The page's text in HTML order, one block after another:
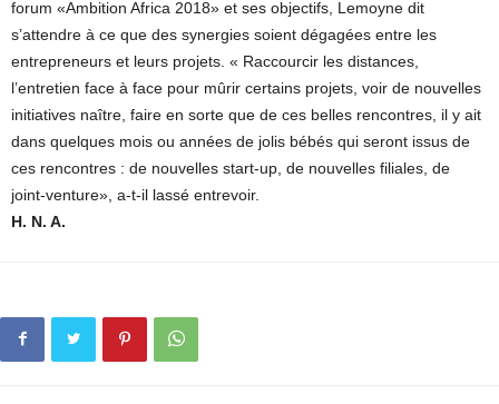
forum «Ambition Africa 2018» et ses objectifs, Lemoyne dit
s’attendre à ce que des synergies soient dégagées entre les
entrepreneurs et leurs projets. « Raccourcir les distances,
l’entretien face à face pour mûrir certains projets, voir de nouvelles
initiatives naître, faire en sorte que de ces belles rencontres, il y ait
dans quelques mois ou années de jolis bébés qui seront issus de
ces rencontres : de nouvelles start-up, de nouvelles filiales, de
joint-venture», a-t-il lassé entrevoir.
H. N. A.